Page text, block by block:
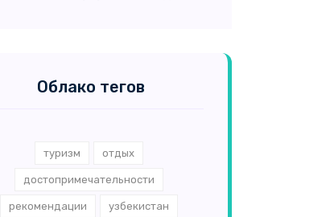
Облако тегов
туризм отдых
достопримечательности
рекомендации узбекистан